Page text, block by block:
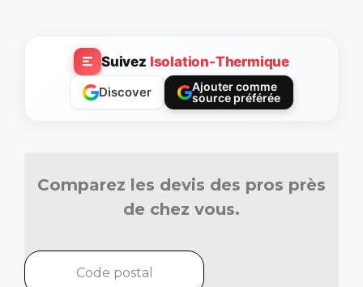
Suivez Isolation-Thermique
Discover
Ajouter comme
source préférée
Comparez les devis des pros près
de chez vous.